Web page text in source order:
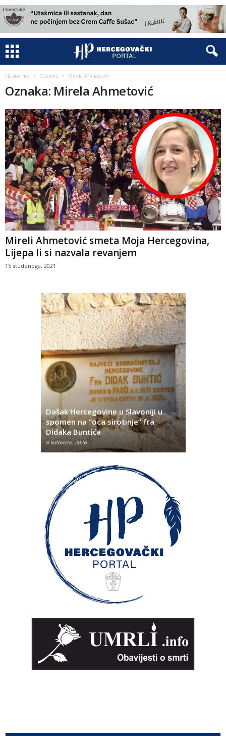
Naslovnica Oznake Mirela Ahmetović
Oznaka: Mirela Ahmetović
Mireli Ahmetović smeta Moja Hercegovina,
Lijepa li si nazvala revanjem
15 studenoga, 2021
Dašak Hercegovine u Slavoniji u
spomen na “oca sirotinje” fra
Didaka Buntića
8 kolovoza, 2026